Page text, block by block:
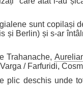
sunt copilași
și Berlin) și s-ar
Trahanache,
/ Farfuridi,
deschis unde